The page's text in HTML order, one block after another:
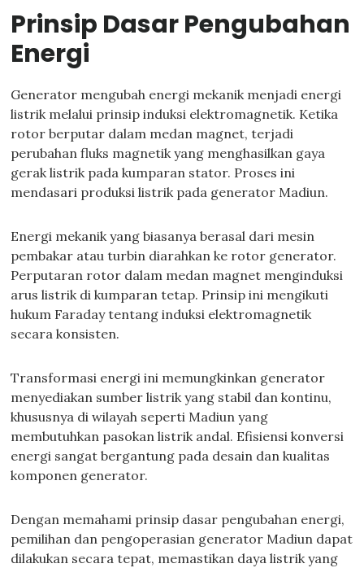
Prinsip Dasar Pengubahan
Energi
Generator mengubah energi mekanik menjadi energi
listrik melalui prinsip induksi elektromagnetik. Ketika
rotor berputar dalam medan magnet, terjadi
perubahan fluks magnetik yang menghasilkan gaya
gerak listrik pada kumparan stator. Proses ini
mendasari produksi listrik pada generator Madiun.
Energi mekanik yang biasanya berasal dari mesin
pembakar atau turbin diarahkan ke rotor generator.
Perputaran rotor dalam medan magnet menginduksi
arus listrik di kumparan tetap. Prinsip ini mengikuti
hukum Faraday tentang induksi elektromagnetik
secara konsisten.
Transformasi energi ini memungkinkan generator
menyediakan sumber listrik yang stabil dan kontinu,
khususnya di wilayah seperti Madiun yang
membutuhkan pasokan listrik andal. Efisiensi konversi
energi sangat bergantung pada desain dan kualitas
komponen generator.
Dengan memahami prinsip dasar pengubahan energi,
pemilihan dan pengoperasian generator Madiun dapat
dilakukan secara tepat, memastikan daya listrik yang